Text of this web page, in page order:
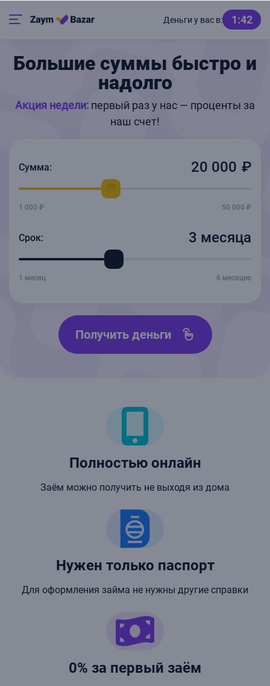
Деньги у вас в: 1:42
Большие суммы быстро и
надолго
Акция недели: первый раз у нас — проценты за
наш счет!
Сумма:
1 000 ₽ 50 000 ₽
Срок: 3 месяца
1 месяц 6 месяцев
Получить деньги
Полностью онлайн
Заём можно получить не выходя из дома
Нужен только паспорт
Для оформления займа не нужны другие справки
0% за первый заём